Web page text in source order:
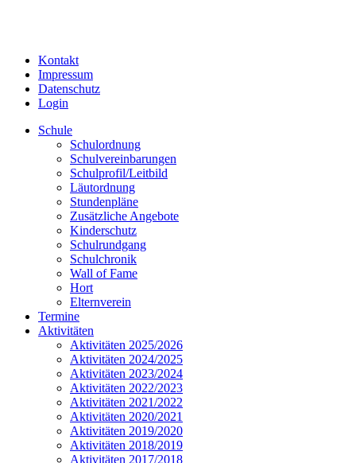
Kontakt
Impressum
Datenschutz
Login
Schule
Schulordnung
Schulvereinbarungen
Schulprofil/Leitbild
Läutordnung
Stundenpläne
Zusätzliche Angebote
Kinderschutz
Schulrundgang
Schulchronik
Wall of Fame
Hort
Elternverein
Termine
Aktivitäten
Aktivitäten 2025/2026
Aktivitäten 2024/2025
Aktivitäten 2023/2024
Aktivitäten 2022/2023
Aktivitäten 2021/2022
Aktivitäten 2020/2021
Aktivitäten 2019/2020
Aktivitäten 2018/2019
Aktivitäten 2017/2018